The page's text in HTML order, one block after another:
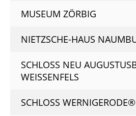
MUSEUM ZÖRBIG
NIETZSCHE-HAUS
SCHLOSS NEU
WEISSENFELS
SCHLOSS WERNIGERODE®